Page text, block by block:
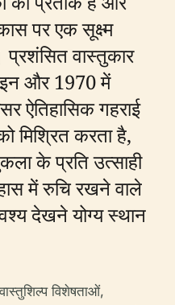
पर एक सूक्ष्म
प्रशंसित वास्तुकार
और 1970 में
ऐतिहासिक गहराई
मिश्रित करता है,
के प्रति उत्साही
में रुचि रखने वाले
देखने योग्य स्थान
विशेषताओं,